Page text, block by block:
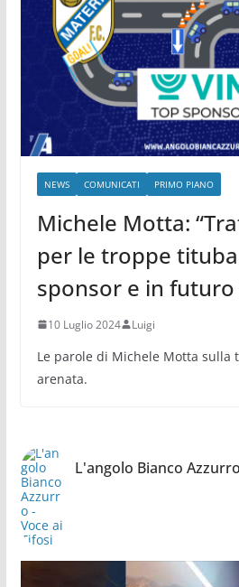
NEWS COMUNICATI PRIMO PIANO
Michele Motta:
per le troppe
sponsor e in futuro
10 Luglio 2024 Luigi
Le parole di Michele Motta sulla
arenata.
L'angolo Bianco